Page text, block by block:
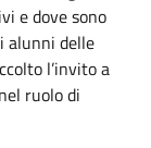
e dove sono
alunni delle
l’invito a
ruolo di